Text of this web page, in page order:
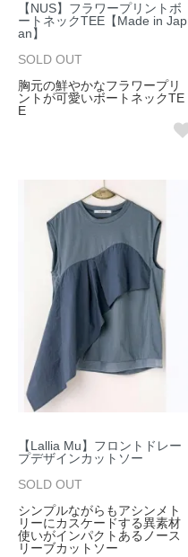
【NUS】フラワープリントボ
ートネックTEE【Made in Jap
an】
SOLD OUT
胸元の鮮やかなフラワープリ
ントが可愛いボートネックTE
E
【Lallia Mu】フロントドレー
プデザインカットソー
SOLD OUT
シンプルながらもアシンメト
リーにカスケードする異素材
使いがインパクトあるノース
リーブカットソー